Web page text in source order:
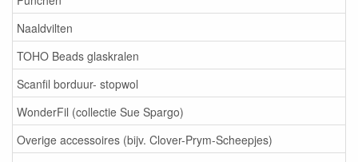
Naaldvilten
TOHO Beads glaskralen
Scanfil borduur- stopwol
WonderFil (collectie Sue Spargo)
Overige accessoires (bijv. Clover-Prym-Scheepjes)